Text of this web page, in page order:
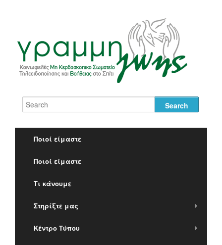
Ποιοί είμαστε
Τι κάνουμε
Στηρίξτε μας
Κέντρο Τύπου
Επικοινωνία
Ποιοί είμαστε
Τι κάνουμε
Στηρίξτε μας
Κέντρο Τύπου